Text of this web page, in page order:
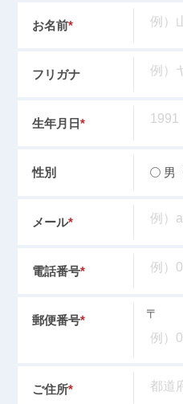
お名前*
フリガナ
生年月日*
性別 男
メール*
電話番号*
郵便番号* 〒
ご住所*